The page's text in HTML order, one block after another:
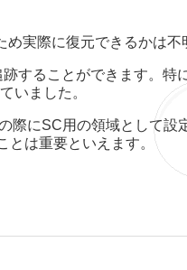
実際に復元できるかは不
することができます。特
いました。
際にSC用の領域として設
は重要といえます。